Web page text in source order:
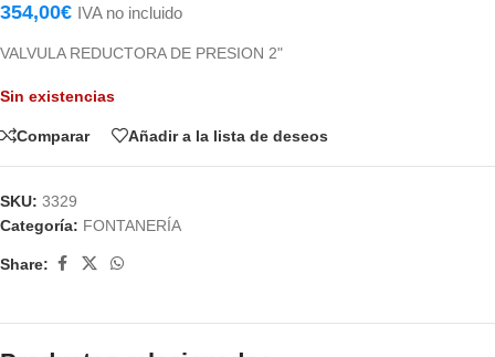
354,00€ IVA no incluido
VALVULA REDUCTORA DE PRESION 2"
Sin existencias
Comparar Añadir a la lista de deseos
SKU: 3329
Categoría: FONTANERÍA
Share: